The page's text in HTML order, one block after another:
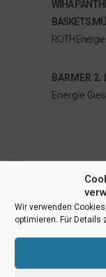
Wir verwenden
optimieren. Für Details
WIHA
BASKETS
ROTH
BARMER
Energie